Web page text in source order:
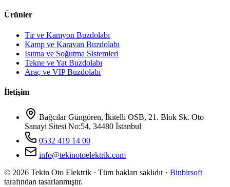
Ürünler
Tır ve Kamyon Buzdolabı
Kamp ve Karavan Buzdolabı
Isıtma ve Soğutma Sistemleri
Tekne ve Yat Buzdolabı
Araç ve VIP Buzdolabı
İletişim
Bağcılar Güngören, İkitelli OSB, 21. Blok Sk. Oto
Sanayi Sitesi No:54, 34480 İstanbul
0532 419 14 00
info@tekinotoelektrik.com
© 2026 Tekin Oto Elektrik · Tüm hakları saklıdır · Binbirsoft
tarafından tasarlanmıştır.